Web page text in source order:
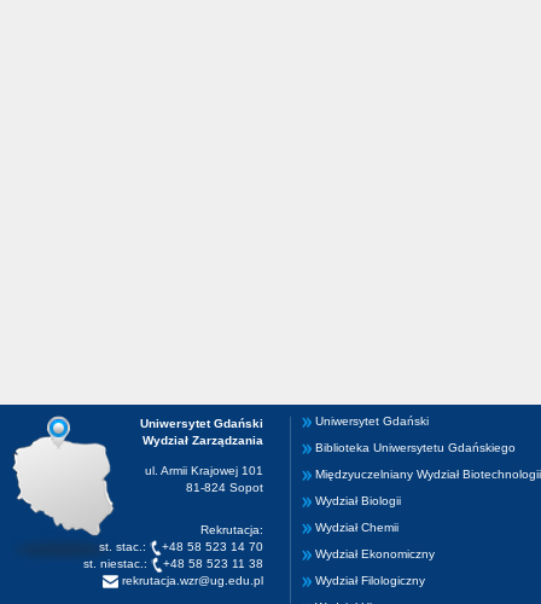
Uniwersytet Gdański
Wydział Zarządzania
ul. Armii Krajowej 101
81-824 Sopot
Rekrutacja:
st. stac.:
+48 58 523 14 70
st. niestac.:
+48 58 523 11 38
rekrutacja.wzr@ug.edu.pl
Uniwersytet Gdański
Biblioteka Uniwersytetu Gdańskiego
Międzyuczelniany Wydział Biotechnologii
Wydział Biologii
Wydział Chemii
Wydział Ekonomiczny
Wydział Filologiczny